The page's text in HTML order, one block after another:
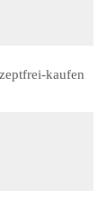
kaufen